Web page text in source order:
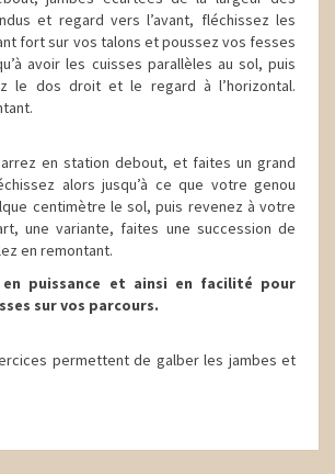
et regard vers l’avant, fléchissez les
fort sur vos talons et poussez vos fesses
avoir les cuisses parallèles au sol, puis
le dos droit et le regard à l’horizontal.
en station debout, et faites un grand
alors jusqu’à ce que votre genou
centimètre le sol, puis revenez à votre
une variante, faites une succession de
en remontant.
en puissance et ainsi en facilité pour
sur vos parcours.
permettent de galber les jambes et